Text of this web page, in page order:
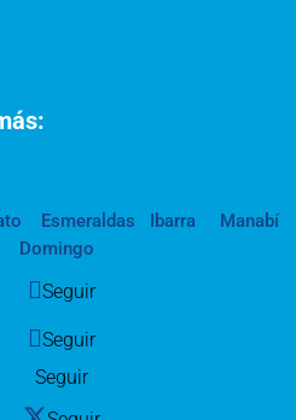
Esmeraldas Ibarra
Manabí
Domingo
Seguir
Seguir
Seguir